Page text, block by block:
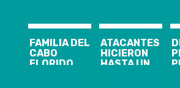
FAMILIA DEL
CABO
FLORIDO
ATACANTES
HICIERON
HASTA UN